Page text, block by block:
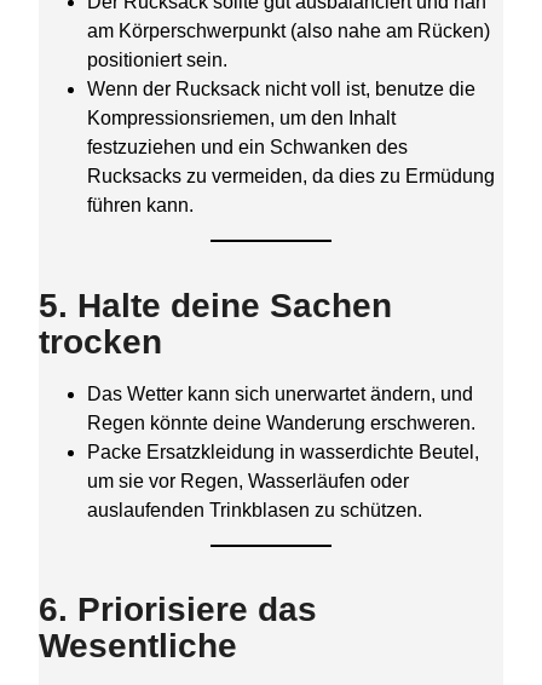
am Körperschwerpunkt (also nahe am Rücken)
positioniert sein.
Wenn der Rucksack nicht voll ist, benutze die
Kompressionsriemen, um den Inhalt
festzuziehen und ein Schwanken des
Rucksacks zu vermeiden, da dies zu Ermüdung
führen kann.
5. Halte deine Sachen
trocken
Das Wetter kann sich unerwartet ändern, und
Regen könnte deine Wanderung erschweren.
Packe Ersatzkleidung in wasserdichte Beutel,
um sie vor Regen, Wasserläufen oder
auslaufenden Trinkblasen zu schützen.
6. Priorisiere das
Wesentliche